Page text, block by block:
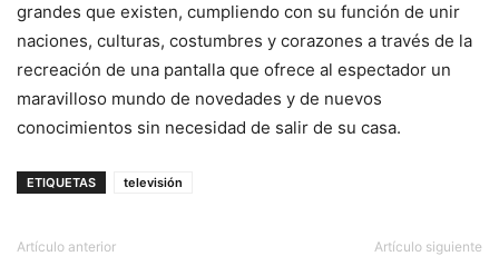
grandes que existen, cumpliendo con su función de unir
naciones, culturas, costumbres y corazones a través de la
recreación de una pantalla que ofrece al espectador un
maravilloso mundo de novedades y de nuevos
conocimientos sin necesidad de salir de su casa.
ETIQUETAS televisión
Artículo anterior Artículo siguiente